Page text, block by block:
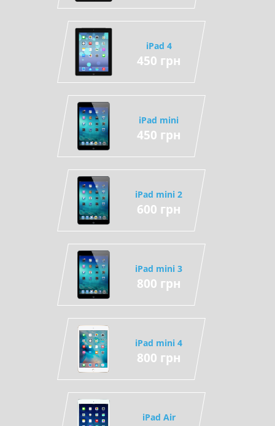
iPad 4
450 грн
iPad mini
450 грн
iPad mini 2
600 грн
iPad mini 3
800 грн
iPad mini 4
800 грн
iPad Air